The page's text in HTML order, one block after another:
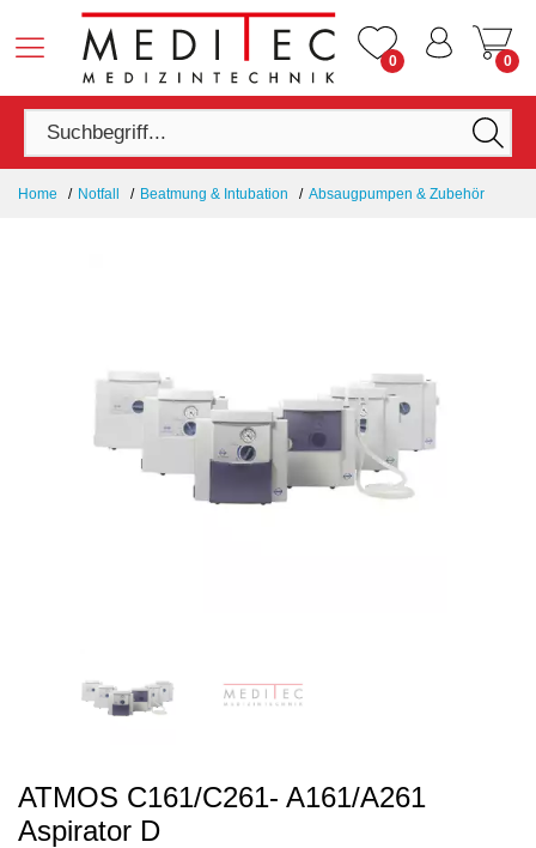
0 0
Home Notfall Beatmung & Intubation Absaugpumpen & Zubehör
ATMOS C161/C261- A161/A261
Aspirator D